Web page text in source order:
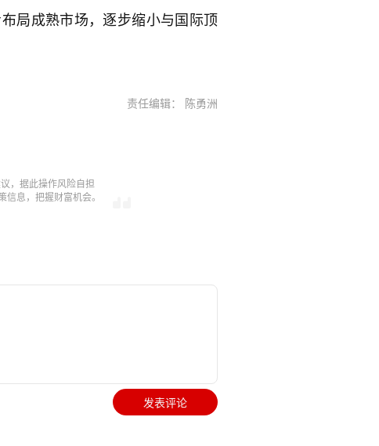
局成熟市场，逐步缩小与国际顶
责任编辑： 陈勇洲
，据此操作风险自担
息，把握财富机会。
发表评论